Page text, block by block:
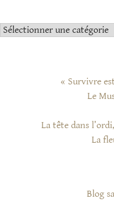
Catégories
« Survivre
Le
La tête dans
La
Blog